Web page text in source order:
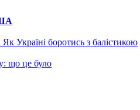
Україні боротись з балістикою
що це було